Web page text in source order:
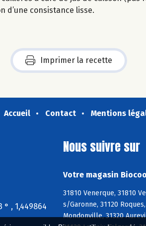
d’une consistance lisse.
Imprimer la recette
Accueil Contact Mentions
° , 1,449864
Nous suivre sur
Votre magasin
31810 Venerque, 31810
s/Garonne, 31120
Mondonville, 31320